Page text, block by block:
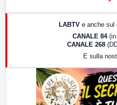
LABTV e anche sul
CANALE 84
CANALE 268
E sulla